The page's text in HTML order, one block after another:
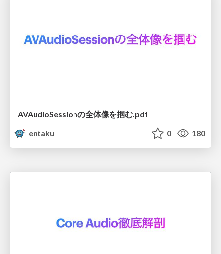
AVAudioSessionの全体像を掴む.pdf
entaku
0 180